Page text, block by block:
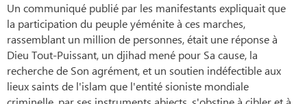
Un communiqué publié par les manifestants expliquait que
la participation du peuple yéménite à ces marches,
rassemblant un million de personnes, était une réponse à
Dieu Tout-Puissant, un djihad mené pour Sa cause, la
recherche de Son agrément, et un soutien indéfectible aux
lieux saints de l'islam que l'entité sioniste mondiale